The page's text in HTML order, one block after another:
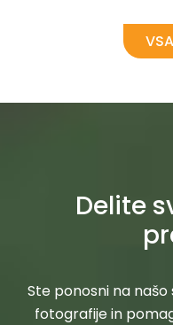
Delite
Ste ponosni na
fotografije in